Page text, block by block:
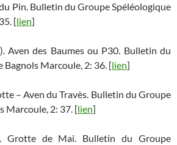
Pin. Bulletin du Groupe Spéléologique
[lien]
Aven des Baumes ou P30. Bulletin du
Marcoule, 2: 36. [lien]
– Aven du Travès. Bulletin du Groupe
Marcoule, 2: 37. [lien]
Grotte de Mai. Bulletin du Groupe